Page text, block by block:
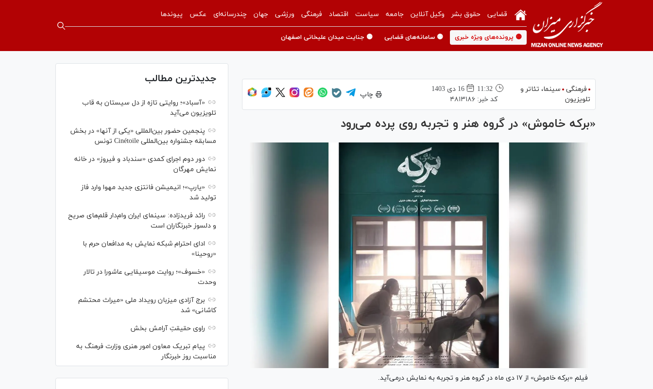
قضایی حقوق بشر وکیل آنلاین جامعه سیاست اقتصاد فرهنگی ورزشی جهان چندرسانه‌ای عکس پیوندها
🟡 پرونده‌های ویژه خبری 🟡 سامانه‌های قضایی 🟡 جنایت میدان علیخانی اصفهان
فرهنگی
سینما،‌ تئاتر و
تلویزیون
11:32
16 دی 1403
کد خبر: ۴۸۱۳۱۸۶
چاپ
«برکه خاموش» در گروه هنر و تجربه روی پرده می‌رود
فیلم «برکه خاموش» از ۱۷ دی ماه در گروه هنر و تجربه به نمایش درمی‌آید.
جدیدترین مطالب
«آسباد»؛ روایتی تازه از دل سیستان به قاب
تلویزیون می‌آید
پنجمین حضور بین‌المللی «یکی از آنها» در بخش
مسابقه جشنواره بین‌المللی Cinétoile تونس
دور دوم اجرای کمدی «سندباد و فیروز» در خانه
نمایش مهرگان
«یارپ»؛ انیمیشن فانتزی جدید مهوا وارد فاز
تولید شد
رائد فریدزاده: سینمای ایران وام‌دار قلم‌های صریح
و دلسوز خبرنگاران است
ادای احترام شبکه نمایش به مدافعان حرم با
«روحینا»
«خسوف»؛ روایت موسیقایی عاشورا در تالار
وحدت
برج آزادی میزبان رویداد ملی «میراث محتشم
کاشانی» شد
راوی حقیقتِ آرامش بخش
پیام تبریک معاون امور هنری وزارت فرهنگ به
مناسبت روز خبرنگار